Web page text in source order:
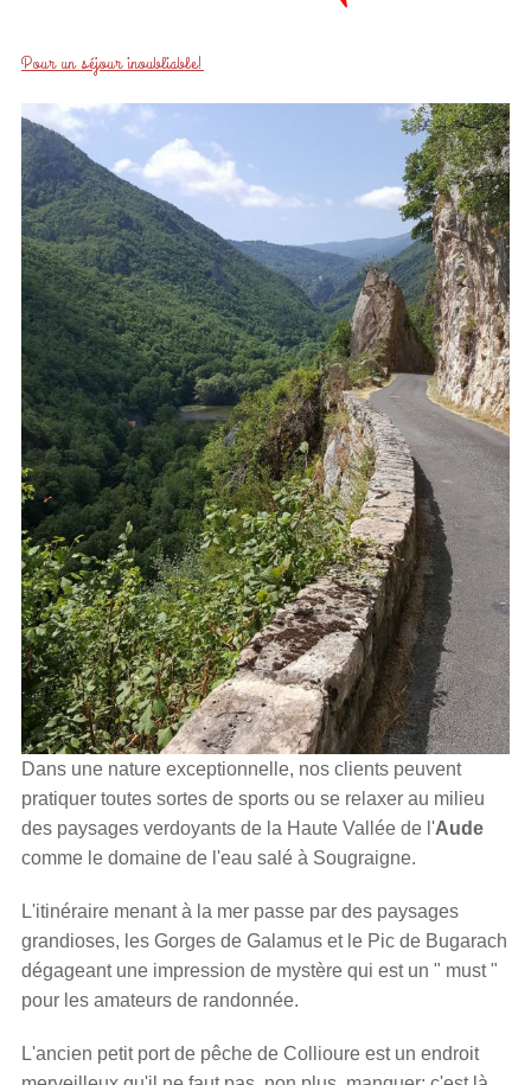
Pour un séjour inoubliable!
Dans une nature exceptionnelle, nos clients peuvent
pratiquer toutes sortes de sports ou se relaxer au milieu
des paysages verdoyants de la Haute Vallée de l'Aude
comme le domaine de l'eau salé à Sougraigne.
L'itinéraire menant à la mer passe par des paysages
grandioses, les Gorges de Galamus et le Pic de Bugarach
dégageant une impression de mystère qui est un " must "
pour les amateurs de randonnée.
L'ancien petit port de pêche de Collioure est un endroit